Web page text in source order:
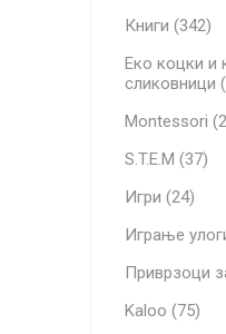
Книги (342)
Еко коцки и
сликовници
Montessori
S.T.E.M (37)
Игри (24)
Играње
Приврзоци
Kaloo (75)